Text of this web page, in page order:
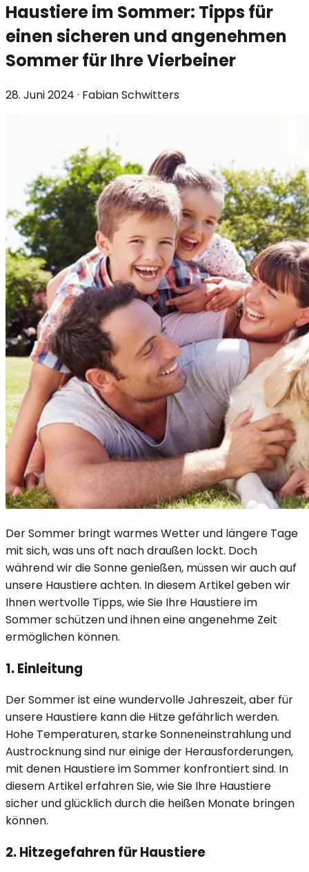
Haustiere im Sommer: Tipps für
einen sicheren und angenehmen
Sommer für Ihre Vierbeiner
28. Juni 2024 · Fabian Schwitters
Der Sommer bringt warmes Wetter und längere Tage
mit sich, was uns oft nach draußen lockt. Doch
während wir die Sonne genießen, müssen wir auch auf
unsere Haustiere achten. In diesem Artikel geben wir
Ihnen wertvolle Tipps, wie Sie Ihre Haustiere im
Sommer schützen und ihnen eine angenehme Zeit
ermöglichen können.
1. Einleitung
Der Sommer ist eine wundervolle Jahreszeit, aber für
unsere Haustiere kann die Hitze gefährlich werden.
Hohe Temperaturen, starke Sonneneinstrahlung und
Austrocknung sind nur einige der Herausforderungen,
mit denen Haustiere im Sommer konfrontiert sind. In
diesem Artikel erfahren Sie, wie Sie Ihre Haustiere
sicher und glücklich durch die heißen Monate bringen
können.
2. Hitzegefahren für Haustiere